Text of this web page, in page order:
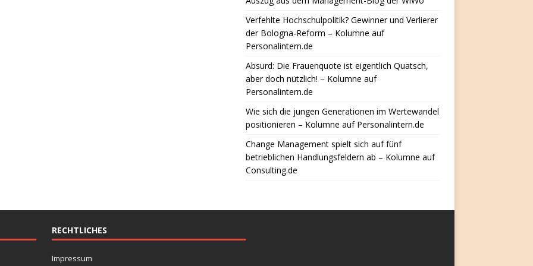
Verfehlte Hochschulpolitik? Gewinner und Verlierer
der Bologna-Reform – Kolumne auf
Personalintern.de
Absurd: Die Frauenquote ist eigentlich Quatsch,
aber doch nützlich! – Kolumne auf
Personalintern.de
Wie sich die jungen Generationen im Wertewandel
positionieren – Kolumne auf Personalintern.de
Change Management spielt sich auf fünf
betrieblichen Handlungsfeldern ab – Kolumne auf
Consulting.de
RECHTLICHES
Impressum